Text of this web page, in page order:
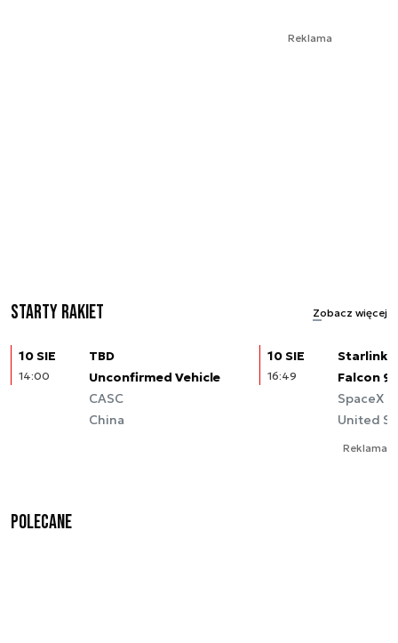
Reklama
Starty rakiet Zobacz więcej
10 SIE
14:00
TBD
Unconfirmed Vehicle
CASC
China
10 SIE
16:49
Starlink
Falcon 9
SpaceX
United
Reklama
Polecane